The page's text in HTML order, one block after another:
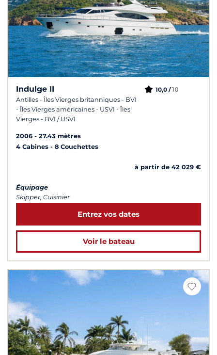
Indulge II
Antilles - Îles Vierges britanniques - BVI
- Îles Vierges américaines - USVI - Îles
Vierges - BVI / USVI
10,0 /10
2006
27.43 mètres
4 Cabines
8 Couchettes
à partir de 42 029 €
Équipage
Skipper, Cuisinier
Entrez vos dates
Voir le bateau